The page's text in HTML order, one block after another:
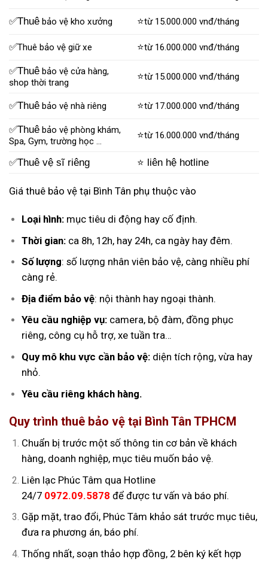
✅Thuê bảo vệ kho xưởng ⭐từ 15.000.000 vnđ/tháng
✅Thuê bảo vệ giữ xe ⭐từ 16.000.000 vnđ/tháng
✅Thuê bảo vệ cửa hàng,
shop thời trang
⭐từ 15.000.000 vnđ/tháng
✅Thuê bảo vệ nhà riêng ⭐từ 17.000.000 vnđ/tháng
✅Thuê bảo vệ phòng khám,
Spa, Gym, trường học …
⭐từ 16.000.000 vnđ/tháng
✅Thuê vệ sĩ riêng ⭐ liên hệ hotline
Giá thuê bảo vệ tại Bình Tân phụ thuộc vào
Loại hình:mục tiêu di động hay cố định.
Thời gian:ca 8h, 12h, hay 24h, ca ngày hay đêm.
Số lượng: số lượng nhân viên bảo vệ, càng nhiều phí
càng rẻ.
Địa điểm bảo vệ: nội thành hay ngoại thành.
Yêu cầu nghiệp vụ: camera, bộ đàm, đồng phục
riêng, công cụ hỗ trợ, xe tuần tra…
Quy mô khu vực cần bảo vệ:diện tích rộng, vừa hay
nhỏ.
Yêu cầu riêng khách hàng.
Quy trình thuê bảo vệ tại Bình Tân TPHCM
Chuẩn bị trước một số thông tin cơ bản về khách
hàng, doanh nghiệp, mục tiêu muốn bảo vệ.
Liên lạc Phúc Tâm qua Hotline
24/7 0972.09.5878 để được tư vấn và báo phí.
Gặp mặt, trao đổi, Phúc Tâm khảo sát trước mục tiêu,
đưa ra phương án, báo phí.
Thống nhất, soạn thảo hợp đồng, 2 bên ký kết hợp